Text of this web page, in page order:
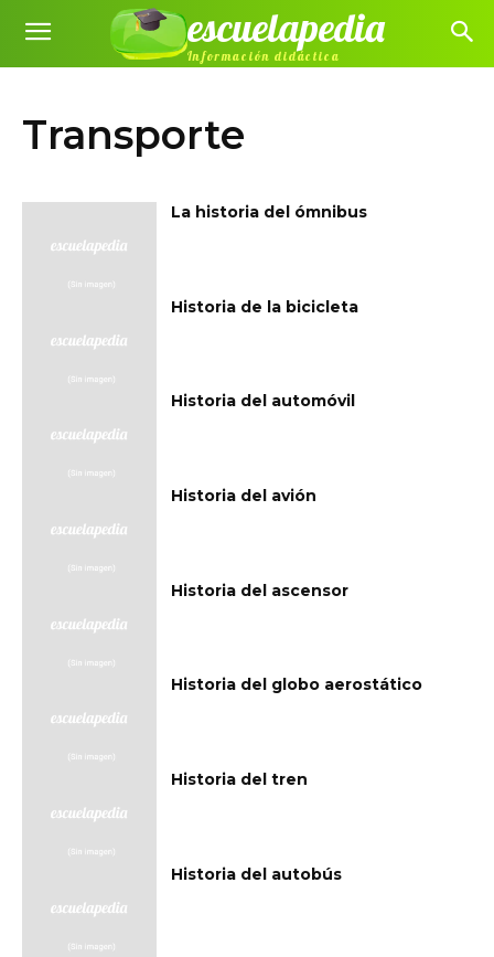
escuelapedia
Información didáctica
Transporte
La historia del ómnibus
Historia de la bicicleta
Historia del automóvil
Historia del avión
Historia del ascensor
Historia del globo aerostático
Historia del tren
Historia del autobús